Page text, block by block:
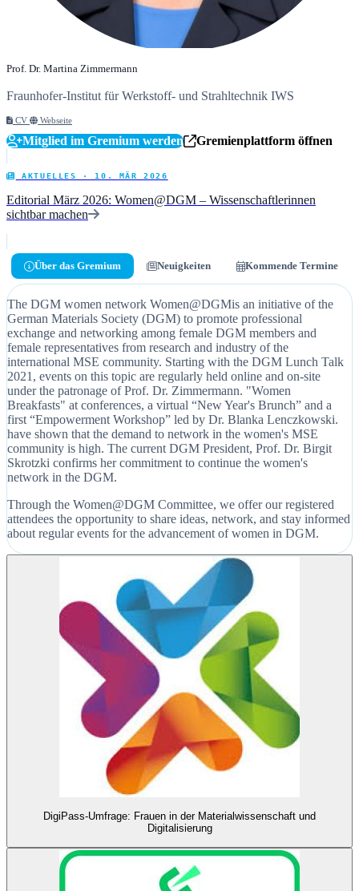
Prof. Dr. Martina Zimmermann
Fraunhofer-Institut für Werkstoff- und Strahltechnik IWS
CV Webseite
Mitglied im Gremium werden Gremienplattform öffnen
AKTUELLES · 10. MÄR 2026
Editorial März 2026: Women@DGM – Wissenschaftlerinnen
sichtbar machen
Über das Gremium Neuigkeiten Kommende Termine
The DGM women network Women@DGMis an initiative of the
German Materials Society (DGM) to promote professional
exchange and networking among female DGM members and
female representatives from research and industry of the
international MSE community. Starting with the DGM Lunch Talk
2021, events on this topic are regularly held online and on-site
under the patronage of Prof. Dr. Zimmermann. "Women
Breakfasts" at conferences, a virtual “New Year's Brunch” and a
first “Empowerment Workshop” led by Dr. Blanka Lenczkowski.
have shown that the demand to network in the women's MSE
community is high. The current DGM President, Prof. Dr. Birgit
Skrotzki confirms her commitment to continue the women's
network in the DGM.
Through the Women@DGM Committee, we offer our registered
attendees the opportunity to share ideas, network, and stay informed
about regular events for the advancement of women in DGM.
DigiPass-Umfrage: Frauen in der Materialwissenschaft und
Digitalisierung